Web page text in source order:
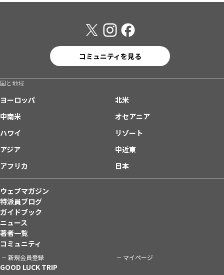
コミュニティを見る
国と地域
ヨーロッパ
北米
中南米
オセアニア
ハワイ
リゾート
アジア
中近東
アフリカ
日本
ウェブマガジン
特派員ブログ
ガイドブック
ニュース
著者一覧
コミュニティ
新規会員登録 マイページ
GOOD LUCK TRIP